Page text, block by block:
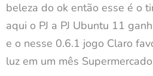
beleza do ok então esse é o
aqui o PJ a PJ Ubuntu 11
e o nesse 0.6.1 jogo Claro
luz em um mês